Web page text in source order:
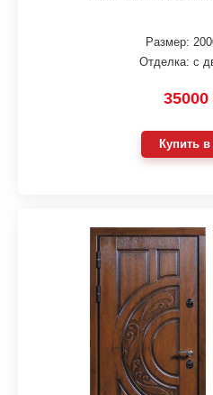
Размер:
Отделка: с
35000
Купить